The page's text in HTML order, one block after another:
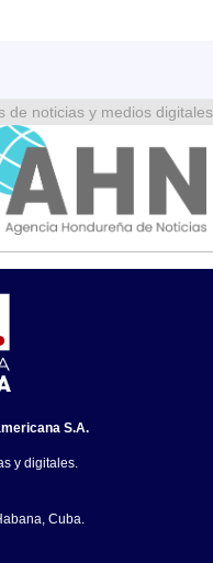
de noticias y medios digitales
S.A.
y digitales.
Cuba.